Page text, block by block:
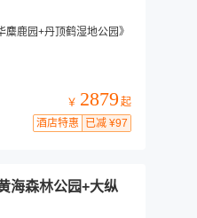
鹿园+丹顶鹤湿地公园》
￥ 2879 起
酒店特惠
已减 ¥97
海森林公园+大纵